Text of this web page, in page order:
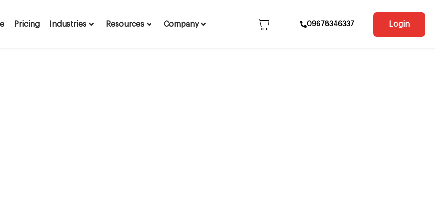
Pricing Industries Resources Company 09678346337 Login